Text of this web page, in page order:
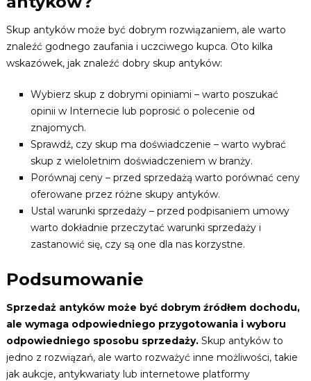
Skup antyków może być dobrym rozwiązaniem, ale warto
znaleźć godnego zaufania i uczciwego kupca. Oto kilka
wskazówek, jak znaleźć dobry skup antyków:
Wybierz skup z dobrymi opiniami – warto poszukać
opinii w Internecie lub poprosić o polecenie od
znajomych.
Sprawdź, czy skup ma doświadczenie – warto wybrać
skup z wieloletnim doświadczeniem w branży.
Porównaj ceny – przed sprzedażą warto porównać ceny
oferowane przez różne skupy antyków.
Ustal warunki sprzedaży – przed podpisaniem umowy
warto dokładnie przeczytać warunki sprzedaży i
zastanowić się, czy są one dla nas korzystne.
Podsumowanie
Sprzedaż antyków może być dobrym źródłem dochodu,
ale wymaga odpowiedniego przygotowania i wyboru
odpowiedniego sposobu sprzedaży.Skup antyków to
jedno z rozwiązań, ale warto rozważyć inne możliwości, takie
jak aukcje, antykwariaty lub internetowe platformy